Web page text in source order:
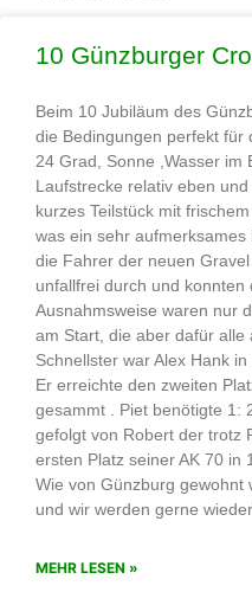
10 Günzburger
Beim 10 Jubiläum des
die Bedingungen perfekt für
24 Grad, Sonne ,Wasser im
Laufstrecke relativ eben
kurzes Teilstück mit
was ein sehr
die Fahrer der neuen
unfallfrei durch und konnten
Ausnahmsweise waren nur
am Start, die aber dafür alle
Schnellster war Alex Hank in
Er erreichte den zweiten
gesammt . Piet benötigte 1:
gefolgt von Robert der trotz
ersten Platz seiner AK 70 in
Wie von Günzburg gewohnt
und wir werden gerne
MEHR LESEN »